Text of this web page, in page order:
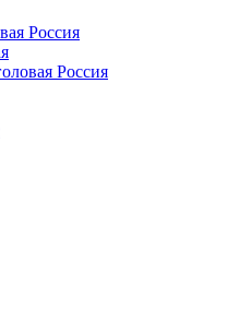
Россия
Россия